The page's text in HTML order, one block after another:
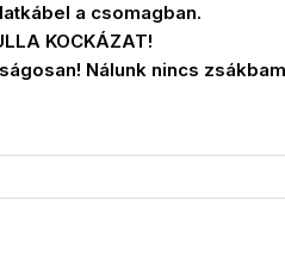
a csomagban.
KOCKÁZAT!
Nálunk nincs